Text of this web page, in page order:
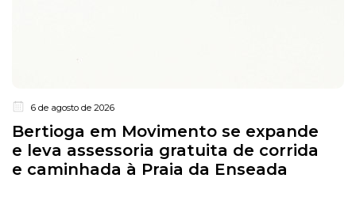
6 de agosto de 2026
Bertioga em Movimento se expande
e leva assessoria gratuita de corrida
e caminhada à Praia da Enseada